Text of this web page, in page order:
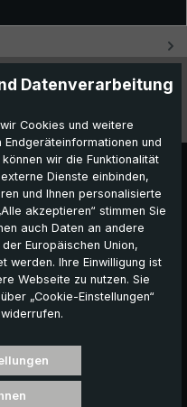
Datenverarbeitung
Cookies und weitere
und
wir die Funktionalität
Dienste einbinden,
und Ihnen personalisierte
akzeptieren“ stimmen Sie
auch Daten an andere
Europäischen Union,
werden. Ihre Einwilligung ist
Webseite zu nutzen. Sie
„Cookie-Einstellungen“